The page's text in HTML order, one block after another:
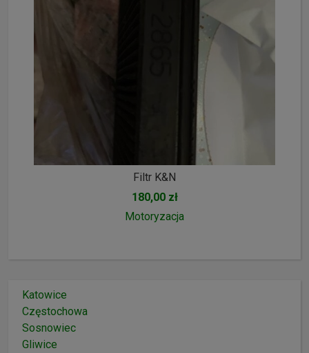
Filtr K&N
180,00 zł
Motoryzacja
Katowice
Częstochowa
Sosnowiec
Gliwice